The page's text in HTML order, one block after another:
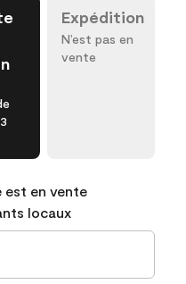
Expédition
N’est pas en
vente
est en vente
locaux